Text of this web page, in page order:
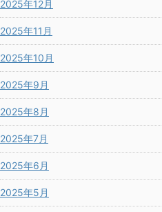
2025年12月
2025年11月
2025年10月
2025年9月
2025年8月
2025年7月
2025年6月
2025年5月